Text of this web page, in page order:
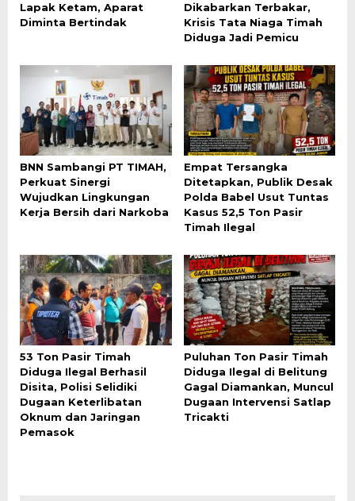
Lapak Ketam, Aparat
Diminta Bertindak
Dikabarkan Terbakar,
Krisis Tata Niaga Timah
Diduga Jadi Pemicu
BNN Sambangi PT TIMAH,
Perkuat Sinergi
Wujudkan Lingkungan
Kerja Bersih dari Narkoba
Empat Tersangka
Ditetapkan, Publik Desak
Polda Babel Usut Tuntas
Kasus 52,5 Ton Pasir
Timah Ilegal
53 Ton Pasir Timah
Diduga Ilegal Berhasil
Disita, Polisi Selidiki
Dugaan Keterlibatan
Oknum dan Jaringan
Pemasok
Puluhan Ton Pasir Timah
Diduga Ilegal di Belitung
Gagal Diamankan, Muncul
Dugaan Intervensi Satlap
Tricakti